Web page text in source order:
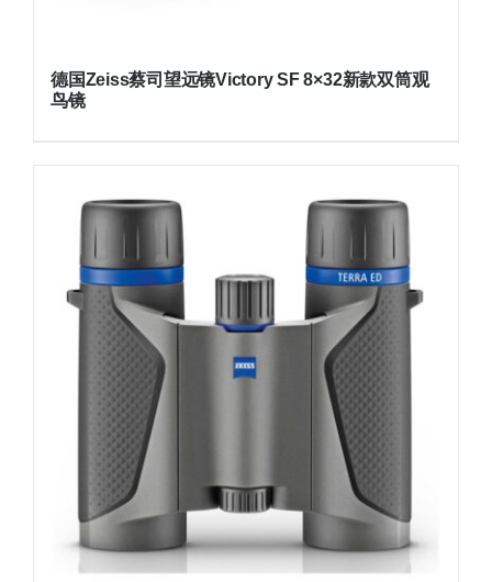
德国Zeiss蔡司望远镜Victory SF 8×32新款双筒观
鸟镜